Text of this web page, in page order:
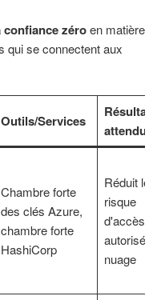
zéroen matière
qui se connectent aux
Outils/Services
Résultats
attendus
Chambre forte
des clés Azure,
chambre forte
HashiCorp
Réduit le
risque
d'accès
autorisé
nuage